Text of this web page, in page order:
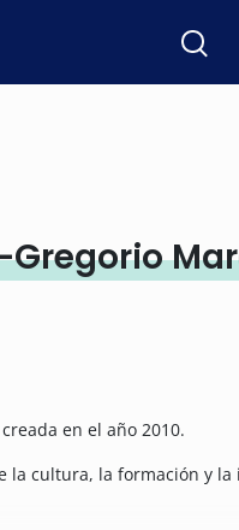
en el año 2010.
la cultura, la formación y la